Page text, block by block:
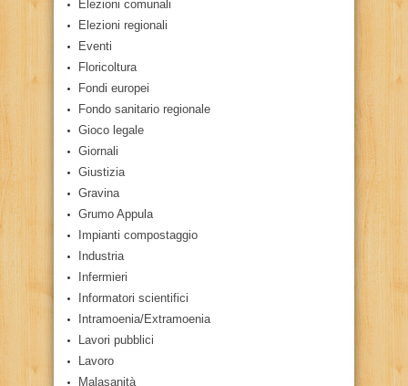
Elezioni comunali
Elezioni regionali
Eventi
Floricoltura
Fondi europei
Fondo sanitario regionale
Gioco legale
Giornali
Giustizia
Gravina
Grumo Appula
Impianti compostaggio
Industria
Infermieri
Informatori scientifici
Intramoenia/Extramoenia
Lavori pubblici
Lavoro
Malasanità